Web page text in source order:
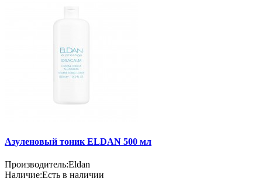
Азуленовый тоник ELDAN 500 мл
Производитель:Eldan
Наличие:Есть в наличии